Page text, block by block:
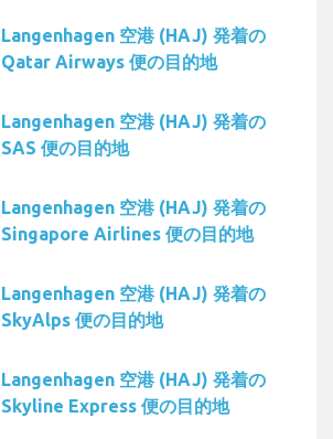
Langenhagen 空港 (HAJ) 発着の
Qatar Airways 便の目的地
Langenhagen 空港 (HAJ) 発着の
SAS 便の目的地
Langenhagen 空港 (HAJ) 発着の
Singapore Airlines 便の目的地
Langenhagen 空港 (HAJ) 発着の
SkyAlps 便の目的地
Langenhagen 空港 (HAJ) 発着の
Skyline Express 便の目的地